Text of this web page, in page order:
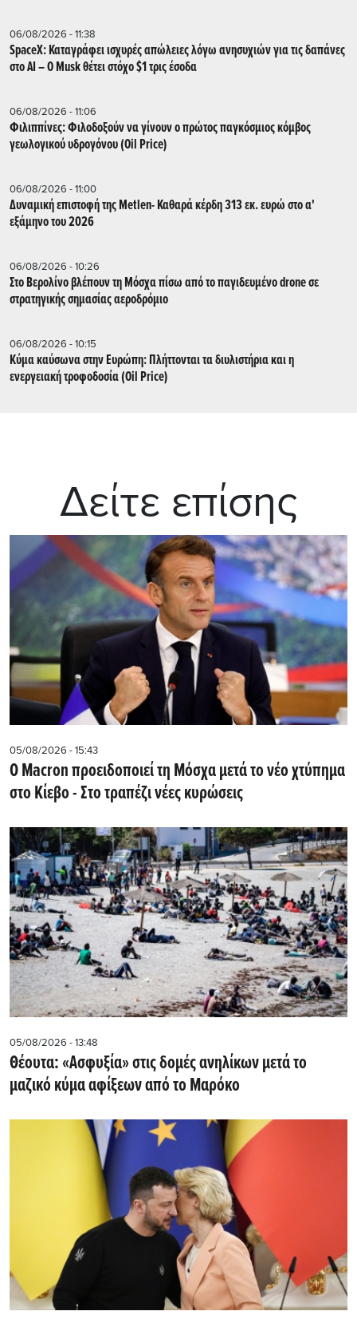
06/08/2026 - 11:38
SpaceX: Καταγράφει ισχυρές απώλειες λόγω ανησυχιών για τις δαπάνες
στο AI – Ο Musk θέτει στόχο $1 τρις έσοδα
06/08/2026 - 11:06
Φιλιππίνες: Φιλοδοξούν να γίνουν ο πρώτος παγκόσμιος κόμβος
γεωλογικού υδρογόνου (Oil Price)
06/08/2026 - 11:00
Δυναμική επιστοφή της Metlen- Καθαρά κέρδη 313 εκ. ευρώ στο α'
εξάμηνο του 2026
06/08/2026 - 10:26
Στο Βερολίνο βλέπουν τη Μόσχα πίσω από το παγιδευμένο drone σε
στρατηγικής σημασίας αεροδρόμιο
06/08/2026 - 10:15
Κύμα καύσωνα στην Ευρώπη: Πλήττονται τα διυλιστήρια και η
ενεργειακή τροφοδοσία (Oil Price)
Δείτε επίσης
05/08/2026 - 15:43
Ο Macron προειδοποιεί τη Μόσχα μετά το νέο χτύπημα
στο Κίεβο - Στο τραπέζι νέες κυρώσεις
05/08/2026 - 13:48
Θέουτα: «Ασφυξία» στις δομές ανηλίκων μετά το
μαζικό κύμα αφίξεων από το Μαρόκο